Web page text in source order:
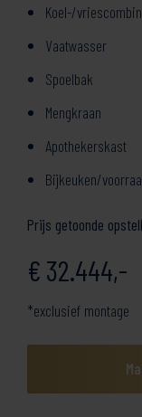
Koel-/
Vaatwasser
Spoelbak
Mengkraan
Apothekerskast
Bijkeuken/
Prijs getoonde
€ 32.444,-
*exclusief montage